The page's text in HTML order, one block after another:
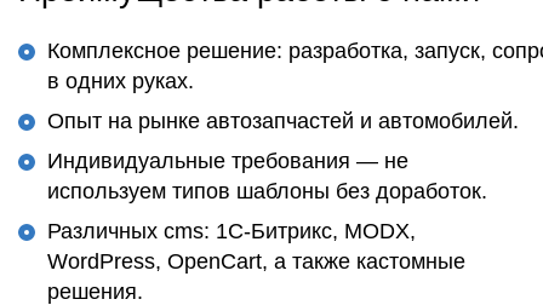
Комплексное решение: разработка, запуск,
в одних руках.
Опыт на рынке автозапчастей и автомобилей.
Индивидуальные требования — не
используем типов шаблоны без доработок.
Различных cms: 1С-Битрикс, MODX,
WordPress, OpenCart, а также кастомные
решения.